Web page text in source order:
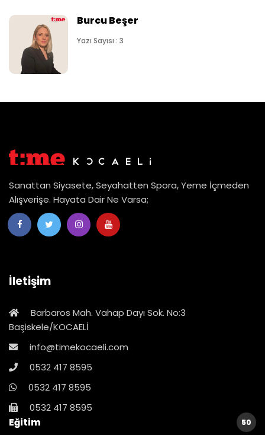
Burcu Beşer
Yazı Sayısı : 3
Sanattan Siyasete, Seyahatten Spora, Yeme İçmeden
Alışverişe. Hayata Dair Ne Varsa;
İletişim
Barbaros Mah. Vahap Dayı Sok. No:3
Başiskele/KOCAELİ
info@timekocaeli.com
0532 417 8595
0532 417 8595
0532 417 8595
Eğitim
50